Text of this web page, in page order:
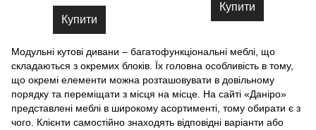
Модульні кутові дивани – багатофункціональні меблі, що
складаються з окремих блоків. Їх головна особливість в тому,
що окремі елементи можна розташовувати в довільному
порядку та переміщати з місця на місце. На сайті «Даніро»
представлені меблі в широкому асортименті, тому обирати є з
чого. Клієнти самостійно знаходять відповідні варіанти або
Купити
Купити